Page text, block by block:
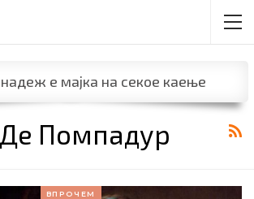
е мајка на секое каење
Помпадур
ВПРОЧЕМ